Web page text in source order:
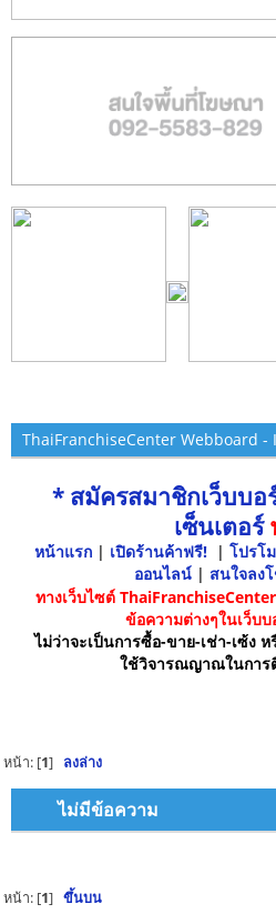
ThaiFranchiseCenter Webboard -
* สมัครสมาชิกเว็บบ
เซ็นเตอร์
หน้าแรก | เปิดร้านค้าฟรี! | โปรโ
ออนไลน์ | สนใจลง
ทางเว็บไซต์
ข้อความต่างๆในเว็บ
ไม่ว่าจะเป็นการซื้อ-ขาย-เช่า-เซ้ง
ใช้วิจารณญาณในการ
หน้า: [1] ลงล่าง
ไม่มีข้อความ
หน้า: [1] ขึ้นบน